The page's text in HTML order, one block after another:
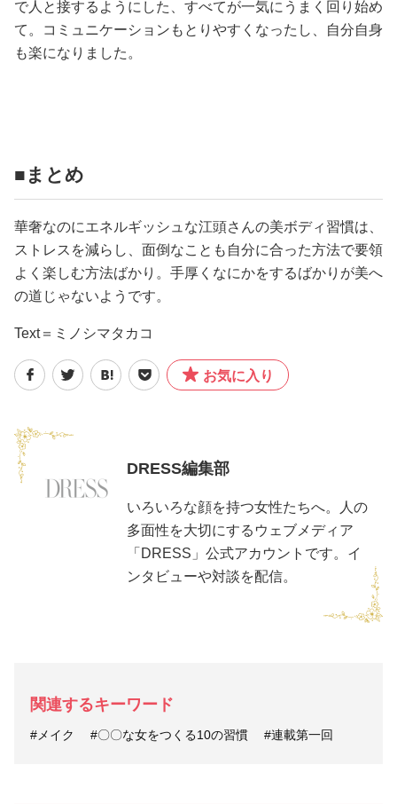
で人と接するようにした、すべてが一気にうまく回り始め
て。コミュニケーションもとりやすくなったし、自分自身
も楽になりました。
■まとめ
華奢なのにエネルギッシュな江頭さんの美ボディ習慣は、
ストレスを減らし、面倒なことも自分に合った方法で要領
よく楽しむ方法ばかり。手厚くなにかをするばかりが美へ
の道じゃないようです。
Text＝ミノシマタカコ
お気に入り
DRESS編集部
いろいろな顔を持つ女性たちへ。人の
多面性を大切にするウェブメディア
「DRESS」公式アカウントです。イ
ンタビューや対談を配信。
関連するキーワード
#メイク #〇〇な女をつくる10の習慣 #連載第一回